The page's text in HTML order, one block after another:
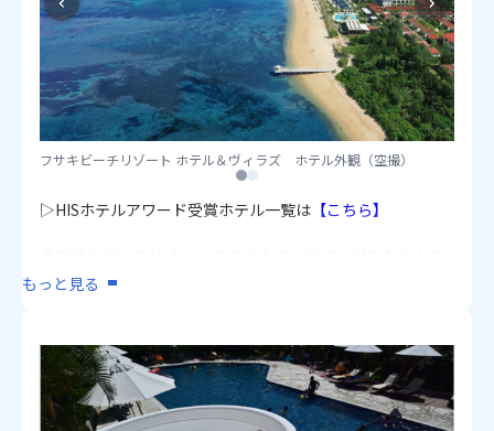
フサキビーチリゾート ホテル＆ヴィラズ ホテル外観（空撮）
▷HISホテルアワード受賞ホテル一覧は 【こちら】
ワード2025＆2024 優秀施設賞～
・部屋指定なし（洋室/30～36㎡/2～4名1室）
・スーペリアツイン（洋室/36㎡/2～4名1室）
※棟指定不可
※4名1室利用時はサウスウィングとなります。
もっと見る